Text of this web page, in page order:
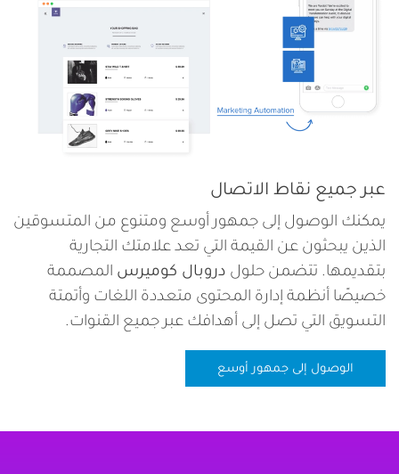
عبر جميع نقاط الاتصال
يمكنك الوصول إلى جمهور أوسع ومتنوع من المتسوقين
الذين يبحثون عن القيمة التي تعد علامتك التجارية
بتقديمها. تتضمن حلول دروبال كوميرس المصممة
خصيصًا أنظمة إدارة المحتوى متعددة اللغات وأتمتة
التسويق التي تصل إلى أهدافك عبر جميع القنوات.
الوصول إلى جمهور أوسع